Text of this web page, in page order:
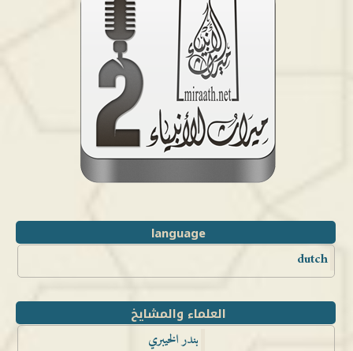
language
dutch
العلماء والمشايخ
بندر الخيبري